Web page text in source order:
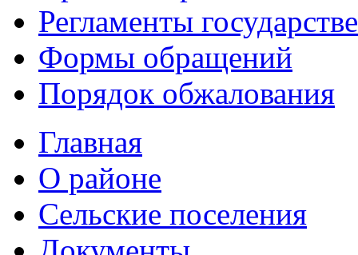
Регламенты
Формы обращений
Порядок обжалования
Главная
О районе
Сельские поселения